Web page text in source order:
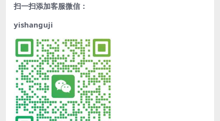
扫一扫添加客服微信：
yishanguji